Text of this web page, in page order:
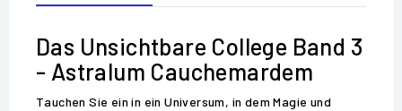
Das Unsichtbare College Band 3
- Astralum Cauchemardem
Tauchen Sie ein in ein Universum, in dem Magie und